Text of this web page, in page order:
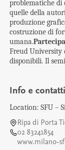
problematiche di
quelle della
produzione
costruzione di
umana.
Freud University
disponibili. Il
Info e contatti
Location: SFU –
Ripa di Porta
02 83241854
www.milano-